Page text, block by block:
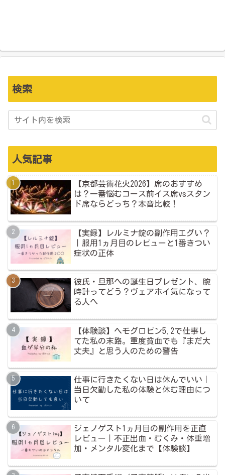
検索
人気記事
【京都芸術花火2026】席のおすすめ
は？一番悩むコース前イス席vsスタン
ド席ならどっち？本音比較！
【実録】レルミナ錠の副作用エグい？
｜服用1ヵ月目のレビューと1番きつい
症状の正体
彼氏・旦那への誕生日プレゼント、腕
時計ってどう？ヴェアホイ気になって
る人へ
【体験談】ヘモグロビン5.2で仕事し
てた私の末路。重度貧血でも『まだ大
丈夫』と思う人のための警告
仕事に行きたくない日は休んでいい｜
当日欠勤した私の体験と休む理由につ
いて
ジェノゲスト1ヵ月目の副作用を正直
レビュー｜不正出血・むくみ・体重増
加・メンタル変化まで【体験談】